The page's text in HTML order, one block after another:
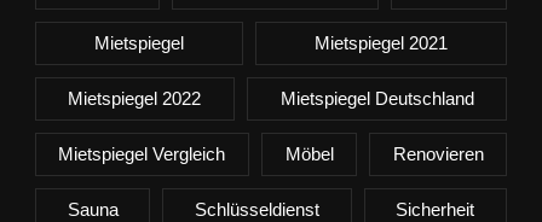
Mietspiegel Mietspiegel 2021
Mietspiegel 2022 Mietspiegel Deutschland
Mietspiegel Vergleich Möbel Renovieren
Sauna Schlüsseldienst Sicherheit